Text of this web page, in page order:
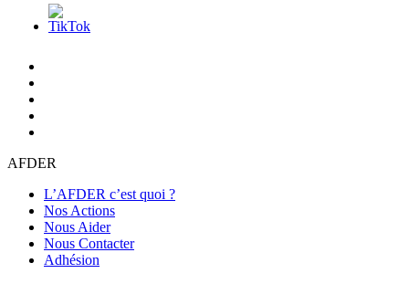
AFDER
L’AFDER c’est quoi ?
Nos Actions
Nous Aider
Nous Contacter
Adhésion